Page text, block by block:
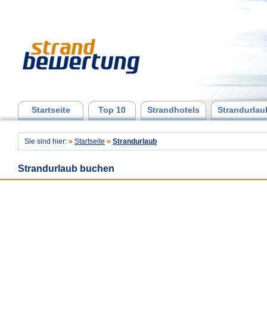
Startseite Top 10 Strandhotels
Sie sind hier: » Startseite » Strandurlaub
Strandurlaub buchen